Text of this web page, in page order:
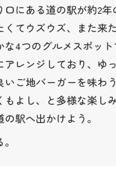
にある道の駅が約2
てウズウズ、また来
4つのグルメスポッ
レンジしており、ゆ
ご地バーガーを味わ
よし、と多様な楽し
駅へ出かけよう。